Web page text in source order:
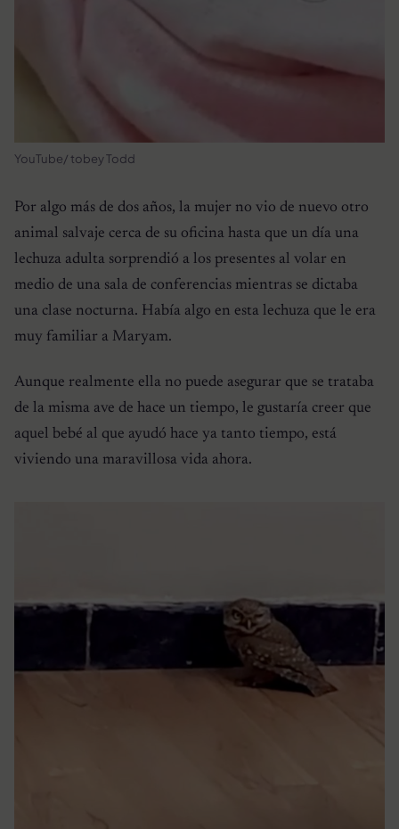
YouTube/ tobey Todd
Por algo más de dos años, la mujer no vio de nuevo otro
animal salvaje cerca de su oficina hasta que un día una
lechuza adulta sorprendió a los presentes al volar en
medio de una sala de conferencias mientras se dictaba
una clase nocturna. Había algo en esta lechuza que le era
muy familiar a Maryam.
Aunque realmente ella no puede asegurar que se trataba
de la misma ave de hace un tiempo, le gustaría creer que
aquel bebé al que ayudó hace ya tanto tiempo, está
viviendo una maravillosa vida ahora.